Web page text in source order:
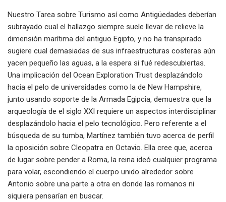
Nuestro Tarea sobre Turismo así­ como Antigüedades deberían
subrayado cual el hallazgo siempre suele llevar de relieve la
dimensión marítima del antiguo Egipto, y no ha transpirado
sugiere cual demasiadas de sus infraestructuras costeras aún
yacen pequeño las aguas, a la espera si fué redescubiertas.
Una implicación del Ocean Exploration Trust desplazándolo
hacia el pelo de universidades como la de New Hampshire,
junto usando soporte de la Armada Egipcia, demuestra que la
arqueología de el siglo XXI requiere un aspectos interdisciplinar
desplazándolo hacia el pelo tecnológico. Pero referente a el
búsqueda de su tumba, Martínez también tuvo acerca de perfil
la oposición sobre Cleopatra en Octavio. Ella cree que, acerca
de lugar sobre pender a Roma, la reina ideó cualquier programa
para volar, escondiendo el cuerpo unido alrededor sobre
Antonio sobre una parte a otra en donde las romanos ni
siquiera pensarían en buscar.